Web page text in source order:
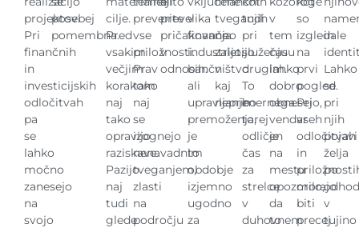
projektov.
Pri
finančnih
in
investicijskih
odločitvah
pa
se
lahko
močno
zanesejo
na
svojo
posebej
pomembna.
cilje.
Pred
vsakim
večjim
korakom
naj
tako
opravijo
raziskave.
Pazijo
naj
tudi
glede
preverite
vse
priložnosti.
Prav
tako
naj
se
izognejo
nenavadnim
tveganjem,
zlasti
na
področju
prevelika
pričakovanja
v
odnosih.
v
finančno
industrijo,
bančništvo
ali
upravljanje
premoženja,
je
to
obdobje
izjemno
ugodno
za
tveganjih
ne
zaletijo
v
kaj
neprimernega.
tudi
pri
služenju
drugim.
To
bo
torej
odličen
čas
za
strelce
v
duhovnem
v
tem
času
lahko
dobro
obnesejo,
vendar
je
na
mestu
opozorilo,
da
to
so
izgledale
na
prvi
pogled.
Pri
vseh
odločitvah
in
morajo
biti
precej
in
Lahko
se
pri
njih
pojavi
želja
po
v
tujino